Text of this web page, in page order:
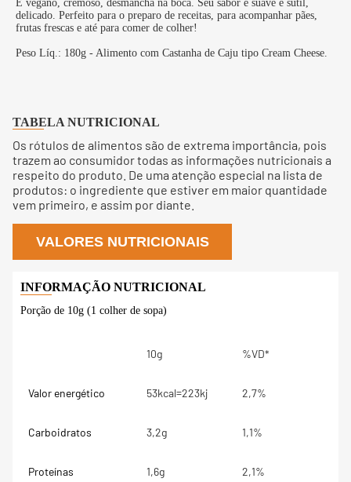
É vegano, cremoso, desmancha na boca. Seu sabor é suave e sutil,
delicado. Perfeito para o preparo de receitas, para acompanhar pães,
frutas frescas e até para comer de colher!
Peso Líq.: 180g - Alimento com Castanha de Caju tipo Cream Cheese.
TABELA NUTRICIONAL
Os rótulos de alimentos são de extrema importância, pois
trazem ao consumidor todas as informações nutricionais a
respeito do produto. De uma atenção especial na lista de
produtos: o ingrediente que estiver em maior quantidade
vem primeiro, e assim por diante.
VALORES NUTRICIONAIS
Porção de 10g (1 colher de sopa)
10g %VD*
Valor energético 53kcal=223kj 2,7%
Carboidratos 3,2g 1,1%
Proteínas 1,6g 2,1%